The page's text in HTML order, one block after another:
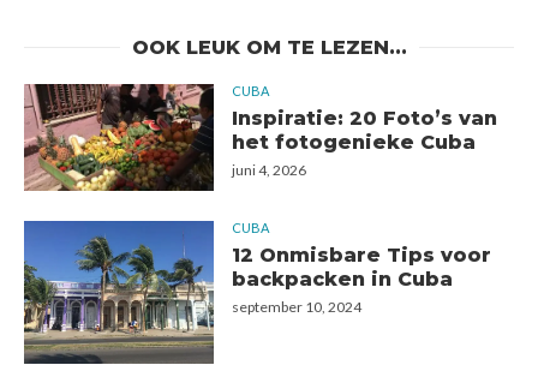
OOK LEUK OM TE LEZEN...
CUBA
Inspiratie: 20 Foto’s van
het fotogenieke Cuba
juni 4, 2026
CUBA
12 Onmisbare Tips voor
backpacken in Cuba
september 10, 2024